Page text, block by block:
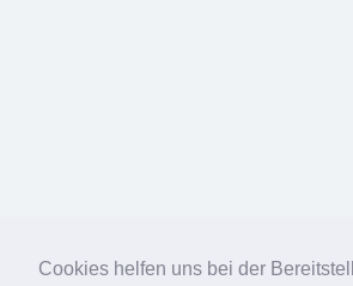
Cookies helfen uns bei der